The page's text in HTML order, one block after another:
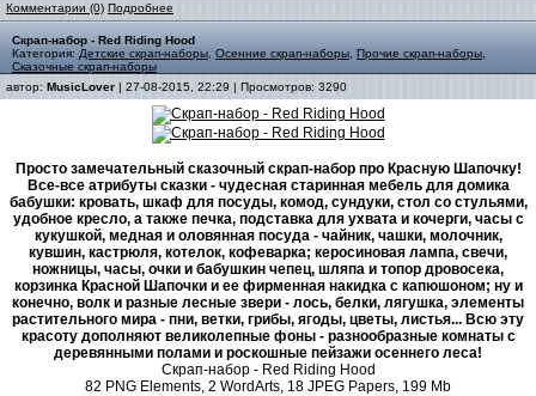
Комментарии (0) Подробнее
Скрап-набор - Red Riding Hood
Категория: Детские скрап-наборы Осенние скрап-наборы Прочие скрап-наборы
Сказочные скрап-наборы
автор: MusicLover | 27-08-2015, 22:29 | Просмотров: 3290
Просто замечательный сказочный скрап-набор про Красную Шапочку!
Все-все атрибуты сказки - чудесная старинная мебель для домика
бабушки: кровать, шкаф для посуды, комод, сундуки, стол со стульями,
удобное кресло, а также печка, подставка для ухвата и кочерги, часы с
кукушкой, медная и оловянная посуда - чайник, чашки, молочник,
кувшин, кастрюля, котелок, кофеварка; керосиновая лампа, свечи,
ножницы, часы, очки и бабушкин чепец, шляпа и топор дровосека,
корзинка Красной Шапочки и ее фирменная накидка с капюшоном; ну и
конечно, волк и разные лесные звери - лось, белки, лягушка, элементы
растительного мира - пни, ветки, грибы, ягоды, цветы, листья... Всю эту
красоту дополняют великолепные фоны - разнообразные комнаты с
деревянными полами и роскошные пейзажи осеннего леса!
Скрап-набор - Red Riding Hood
82 PNG Elements, 2 WordArts, 18 JPEG Papers, 199 Mb